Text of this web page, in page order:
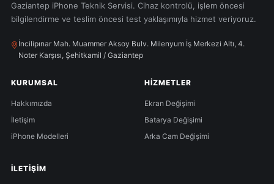
Gaziantep iPhone Teknik Servisi. Cihaz kontrolü, işlem öncesi
bilgilendirme ve teslim öncesi test yaklaşımıyla hizmet veriyoruz.
İncilipınar Mah. Muammer Aksoy Bulv. Milenyum İş Merkezi Altı, 4.
Noter Karşısı, Şehitkamil / Gaziantep
KURUMSAL
Hakkımızda
İletişim
iPhone Modelleri
HIZMETLER
Ekran Değişimi
Batarya Değişimi
Arka Cam Değişimi
İLETIŞIM